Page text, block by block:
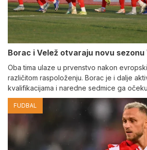
Borac i Velež otvaraju novu sezonu
Oba tima ulaze u prvenstvo nakon
različitom raspoloženju. Borac je i dalje
kvalifikacijama i naredne sedmice ga
FUDBAL